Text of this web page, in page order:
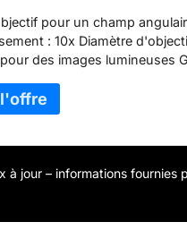
pour un champ
: 10x Diamètre
des images lumineuses
17,6
à jour – informations fournies